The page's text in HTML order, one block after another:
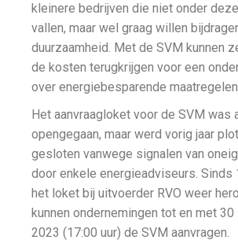
kleinere bedrijven die niet onder
vallen, maar wel graag willen
duurzaamheid. Met de SVM kunnen
de kosten terugkrijgen voor een
over energiebesparende
Het aanvraagloket voor de SVM was
opengegaan, maar werd vorig jaar
gesloten vanwege signalen van
door enkele energieadviseurs. Sinds
het loket bij uitvoerder RVO weer
kunnen ondernemingen tot en met
2023 (17:00 uur) de SVM aanvragen.